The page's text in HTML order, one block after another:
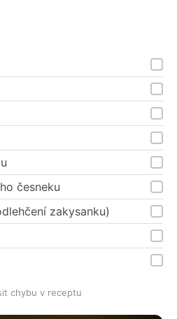
česneku
zakysanku)
chybu v receptu